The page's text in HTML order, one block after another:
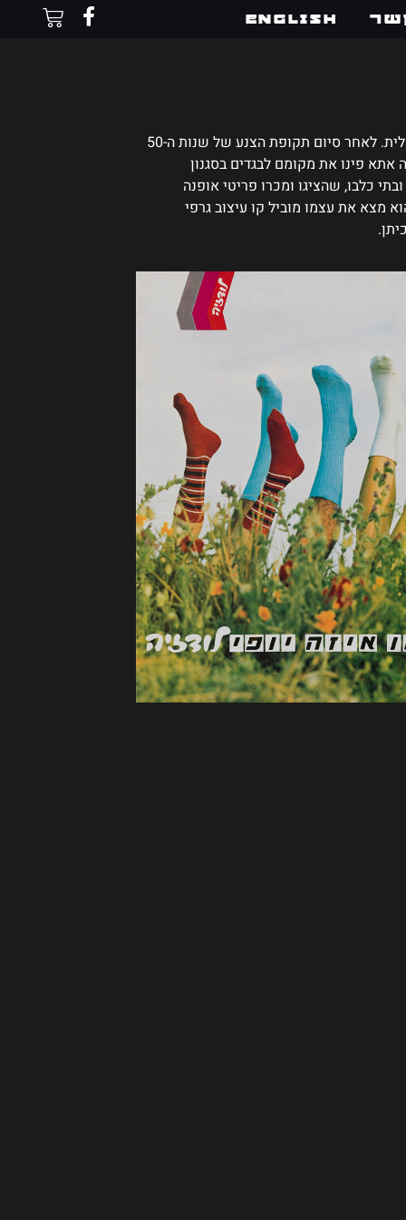
English
בשנות ה-60 של המאה ה-20 החלה לפרוח גם תעשיית האופנה הישראלית. לאחר סיום תקופת הצנע של שנות ה-50
אתא פינו את מקומם לבגדים בסגנון
כלבו, שהציגו ומכרו פריטי אופנה
מצא את עצמו מוביל קו עיצוב גרפי